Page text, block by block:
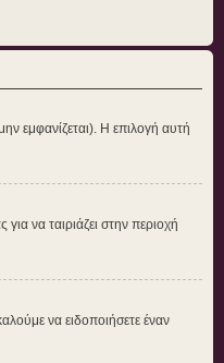
εμφανίζεται). Η επιλογή αυτή
να ταιριάζει στην περιοχή
να ειδοποιήσετε έναν